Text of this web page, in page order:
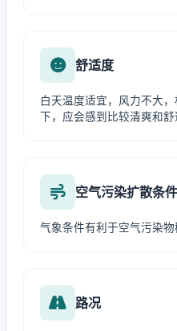
舒适度
白天温度适宜，风力不大
下，应会感到比较清爽和舒
空气污染扩散条件
气象条件有利于空气污染物
路况